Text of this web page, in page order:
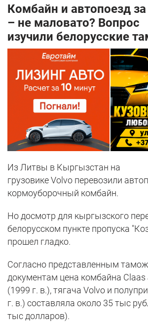
Комбайн и автопоезд
– не маловато? Вопрос
изучили белорусские
Из Литвы в Кыргызстан на
грузовике Volvo перевозили
кормоуборочный комбайн.
Но досмотр для кыргызского
белорусском пункте пропуска
прошел гладко.
Согласно представленным
документам цена комбайна Claas
(1999 г. в.), тягача Volvo и
г. в.) составляла около 35 тыс
тыс долларов).